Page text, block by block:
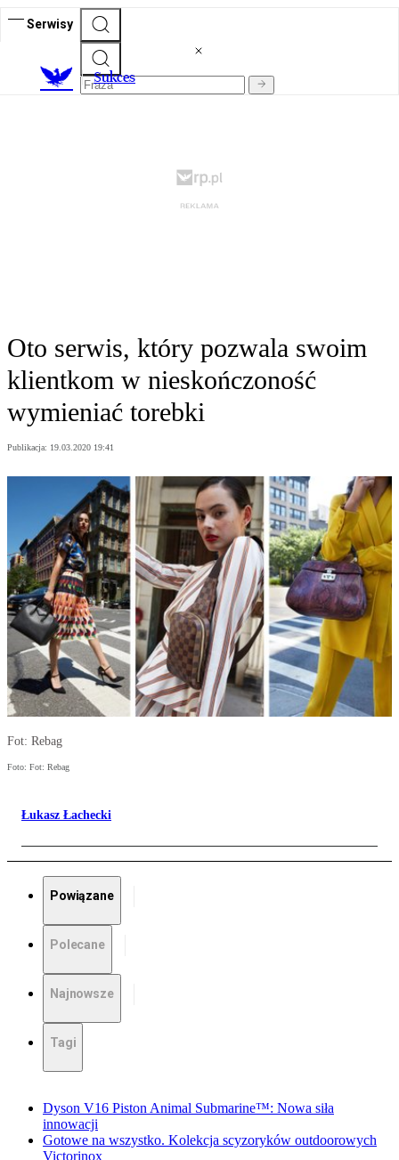
Serwisy
Sukces
Oto serwis, który pozwala swoim
klientkom w nieskończoność
wymieniać torebki
Publikacja: 19.03.2020 19:41
Fot: Rebag
Foto: Fot: Rebag
Łukasz Łachecki
Powiązane
Polecane
Najnowsze
Tagi
Dyson V16 Piston Animal Submarine™: Nowa siła
innowacji
Gotowe na wszystko. Kolekcja scyzoryków outdoorowych
Victorinox